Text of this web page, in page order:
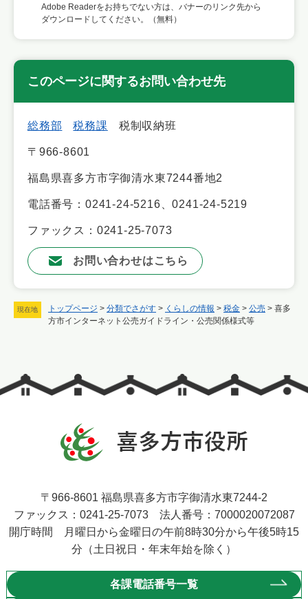
現在地 トップページ > 分類でさがす > くらしの情報 > 税金 > 公売 > 喜多
方市インターネット公売ガイドライン・公売関係様式等
Adobe Readerをお持ちでない方は、バナーのリンク先から
ダウンロードしてください。（無料）
このページに関するお問い合わせ先
総務部 税務課 税制収納班
〒966-8601
福島県喜多方市字御清水東7244番地2
電話番号：0241-24-5216、0241-24-5219
ファックス：0241-25-7073
お問い合わせはこちら
〒966-8601 福島県喜多方市字御清水東7244-2
ファックス：0241-25-7073 法人番号：7000020072087
開庁時間 月曜日から金曜日の午前8時30分から午後5時15
分（土日祝日・年末年始を除く）
各課電話番号一覧